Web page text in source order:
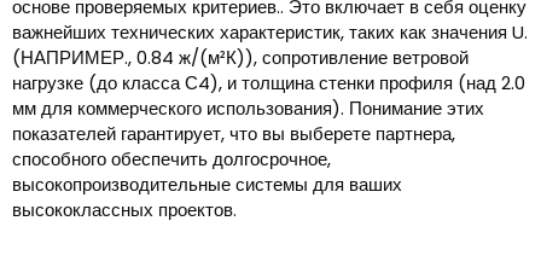
основе проверяемых критериев.. Это включает в себя оценку
важнейших технических характеристик, таких как значения U.
(НАПРИМЕР., 0.84 ж/(м²К)), сопротивление ветровой
нагрузке (до класса С4), и толщина стенки профиля (над 2.0
мм для коммерческого использования). Понимание этих
показателей гарантирует, что вы выберете партнера,
способного обеспечить долгосрочное,
высокопроизводительные системы для ваших
высококлассных проектов.